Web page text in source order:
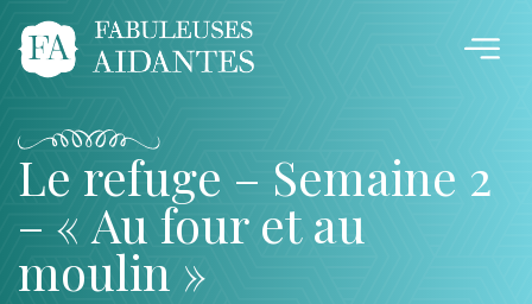
Le refuge – Semaine 2
– « Au four et au
moulin »